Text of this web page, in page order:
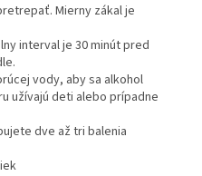
Mierny zákal je
interval je 30 minút pred
vody, aby sa alkohol
užívajú deti alebo prípadne
dve až tri balenia